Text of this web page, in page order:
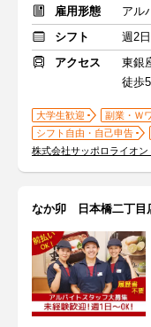
雇用形態
アル
シフト
週2
アクセス
東銀
徒歩
大学生歓迎 副業・Ｗ
シフト自由・自己申告
株式会社サッポロライオ
なか卯 日本橋二丁目